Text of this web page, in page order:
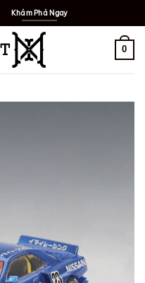
Khám Phá Ngay
0